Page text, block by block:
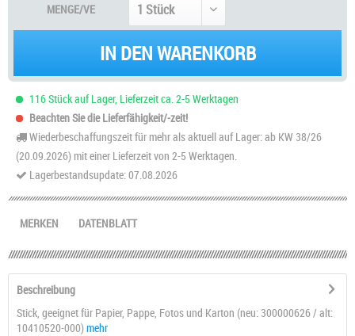
MENGE/VE
IN DEN WARENKORB
116 Stück auf Lager, Lieferzeit ca. 2-5 Werktagen
Beachten Sie die Lieferfähigkeit/-zeit!
Wiederbeschaffungszeit für mehr als aktuell auf Lager: ab KW 38/26
(20.09.2026) mit einer Lieferzeit von 2-5 Werktagen.
Lagerbestandsupdate: 07.08.2026
DATENBLATT
MERKEN
Beschreibung
Stick, geeignet für Papier, Pappe, Fotos und Karton (neu: 300000626 / alt:
10410520-000)mehr